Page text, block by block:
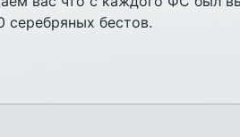
серебряных бестов.